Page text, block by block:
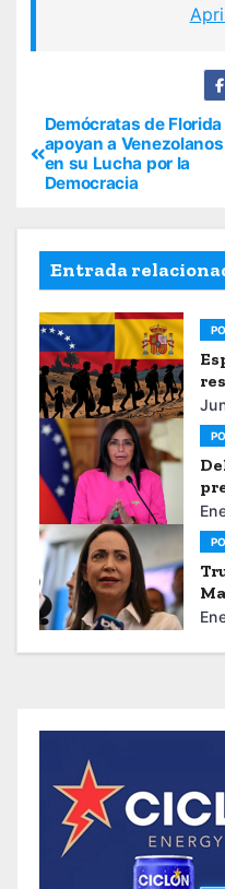
Demócratas de Florida
apoyan a Venezolanos
en su Lucha por la
Democracia
Entrada